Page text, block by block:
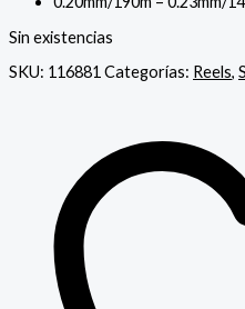
Sin existencias
SKU: 116881Categorías: Reels,